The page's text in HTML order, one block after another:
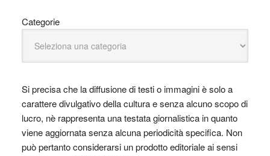
Categorie
Si precisa che la diffusione di testi o immagini è solo a
carattere divulgativo della cultura e senza alcuno scopo di
lucro, nè rappresenta una testata giornalistica in quanto
viene aggiornata senza alcuna periodicità specifica. Non
può pertanto considerarsi un prodotto editoriale ai sensi